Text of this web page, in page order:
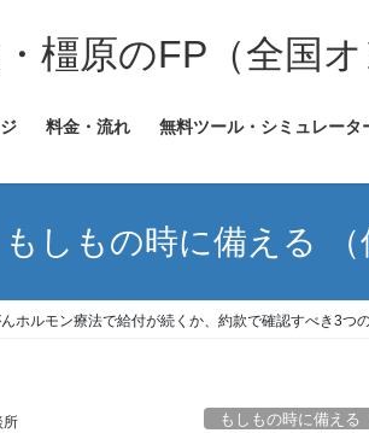
橿原のFP（全国オ
料金・流れ 無料ツール・シミュレータ
もしもの時に備える （
ホルモン療法で給付が続くか、約款で確認すべき3つ
所 もしもの時に備える